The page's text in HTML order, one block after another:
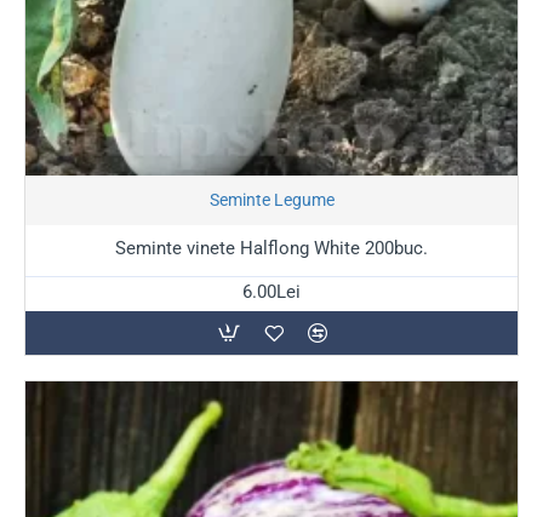
Seminte Legume
Seminte vinete Halflong White 200buc.
6.00Lei